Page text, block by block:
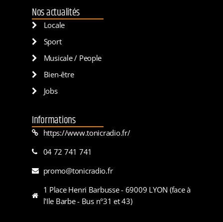
Nos actualités
Locale
Sport
Musicale / People
Bien-être
Jobs
Informations
https://www.tonicradio.fr/
04 72 741 741
promo@tonicradio.fr
1 Place Henri Barbusse - 69009 LYON (face à
l'Ile Barbe - Bus n°31 et 43)